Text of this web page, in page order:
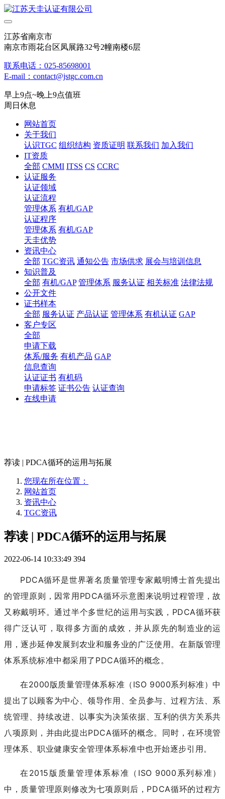
江苏省南京市
南京市雨花台区凤展路32号2幢南楼6层
联系电话：025-85698001
E-mail：contact@jstgc.com.cn
早上9点~晚上9点值班
周日休息
网站首页
关于我们
认识TGC 组织结构 资质证明 联系我们 加入我们
IT资质
全部 CMMI ITSS CS CCRC
认证服务
认证领域
认证流程
管理体系 有机/GAP
认证程序
管理体系 有机/GAP
天圭优势
资讯中心
全部 TGC资讯 通知公告 市场供求 展会与培训信息
知识普及
全部 有机/GAP 管理体系 服务认证 相关标准 法律法规
公开文件
证书样本
全部 服务认证 产品认证 管理体系 有机认证 GAP
客户专区
全部
申请下载
体系/服务 有机产品 GAP
信息查询
认证证书 有机码
申请标签 证书公告 认证查询
在线申请
荐读 | PDCA循环的运用与拓展
您现在所在位置：
网站首页
资讯中心
TGC资讯
荐读 | PDCA循环的运用与拓展
2022-06-14 10:33:49 394
PDCA循环是世界著名质量管理专家戴明博士首先提出
的管理原则，因常用PDCA循环示意图来说明过程管理，故
又称戴明环。通过半个多世纪的运用与实践，PDCA循环获
得广泛认可，取得多方面的成效，并从原先的制造业的运
用，逐步延伸发展到农业和服务业的广泛使用。在新版管理
体系系统标准中都采用了PDCA循环的概念。
在2000版质量管理体系标准（ISO 9000系列标准）中
提出了以顾客为中心、领导作用、全员参与、过程方法、系
统管理、持续改进、以事实为决策依据、互利的供方关系共
八项原则，并由此提出PDCA循环的概念。同时，在环境管
理体系、职业健康安全管理体系标准中也开始逐步引用。
在2015版质量管理体系标准（ISO 9000系列标准）
中，质量管理原则修改为七项原则后，PDCA循环的过程方